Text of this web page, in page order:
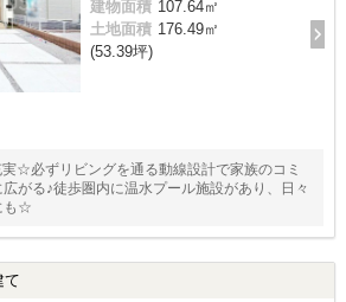
建物面積 107.64㎡
土地面積 176.49㎡
(53.39坪)
☆必ずリビングを通る動線設計で家族のコミ
がる♪徒歩圏内に温水プール施設があり、日々
も☆
て